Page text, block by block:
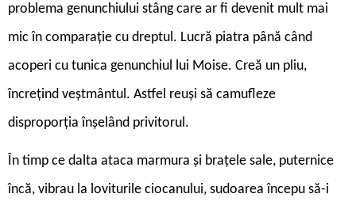
problema genunchiului stâng care ar fi devenit mult mai
mic în comparație cu dreptul. Lucră piatra până când
acoperi cu tunica genunchiul lui Moise. Creă un pliu,
încrețind veștmântul. Astfel reuși să camufleze
disproporția înșelând privitorul.
În timp ce dalta ataca marmura și brațele sale, puternice
încă, vibrau la loviturile ciocanului, sudoarea începu să-i